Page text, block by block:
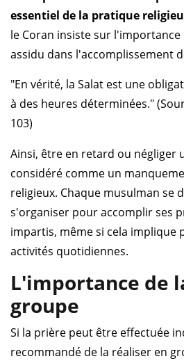
essentiel de la pratique
le Coran insiste sur
assidu dans l'accomplissement
"En vérité, la Salat est une
à des heures déterminées."
103)
Ainsi, être en retard ou négliger
considéré comme un
religieux. Chaque musulman se
s'organiser pour accomplir ses
impartis, même si cela implique
activités quotidiennes.
L'importance de
groupe
Si la prière peut être effectuée
recommandé de la réaliser en